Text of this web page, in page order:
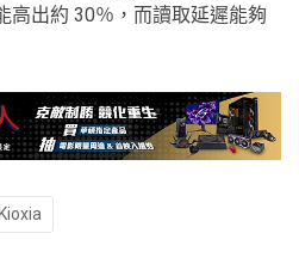
高出約 30％，而讀取延遲能夠
Kioxia